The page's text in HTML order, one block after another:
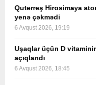
Quterreş Hirosimaya
yenə çəkmədi
6 Avqust 2026, 19:19
Uşaqlar üçün D
açıqlandı
6 Avqust 2026, 18:45